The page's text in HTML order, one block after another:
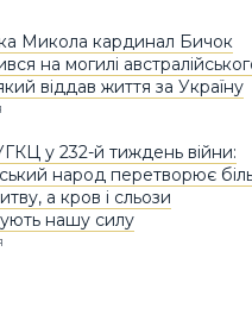
Микола кардинал Бичок
на могилі
віддав життя за Україну
у 232-й тиждень війни:
народ перетворює
а кров і сльози
нашу силу